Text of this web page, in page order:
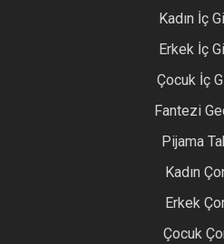
Kadın İç
Erkek İç
Çocuk İç
Fantezi
Pijama
Kadın
Erkek
Çocuk